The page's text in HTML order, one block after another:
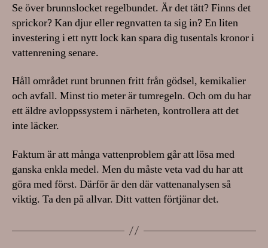
Se över brunnslocket regelbundet. Är det tätt? Finns det
sprickor? Kan djur eller regnvatten ta sig in? En liten
investering i ett nytt lock kan spara dig tusentals kronor i
vattenrening senare.
Håll området runt brunnen fritt från gödsel, kemikalier
och avfall. Minst tio meter är tumregeln. Och om du har
ett äldre avloppssystem i närheten, kontrollera att det
inte läcker.
Faktum är att många vattenproblem går att lösa med
ganska enkla medel. Men du måste veta vad du har att
göra med först. Därför är den där vattenanalysen så
viktig. Ta den på allvar. Ditt vatten förtjänar det.